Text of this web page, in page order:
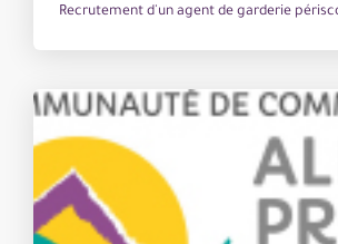
Recrutement d'un agent de garderie